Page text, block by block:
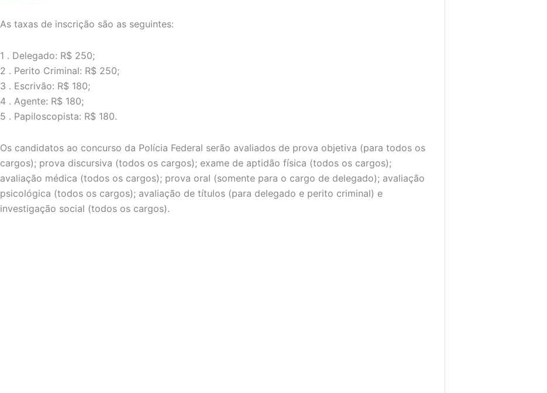
As taxas de inscrição são as seguintes:
1 . Delegado: R$ 250;
2 . Perito Criminal: R$ 250;
3 . Escrivão: R$ 180;
4 . Agente: R$ 180;
5 . Papiloscopista: R$ 180.
Os candidatos ao concurso da Polícia Federal serão avaliados de prova objetiva (para todos os
cargos); prova discursiva (todos os cargos); exame de aptidão física (todos os cargos);
avaliação médica (todos os cargos); prova oral (somente para o cargo de delegado); avaliação
psicológica (todos os cargos); avaliação de títulos (para delegado e perito criminal) e
investigação social (todos os cargos).